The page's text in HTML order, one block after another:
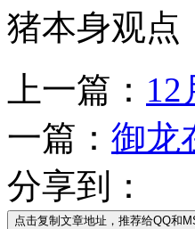
猪本身观点
上一篇： 12
一篇： 御龙
分享到：
点击复制文章地址，推荐给QQ和